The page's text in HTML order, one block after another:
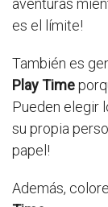
aventuras
es el límite!
También es
Play Time
Pueden elegir
su propia
papel!
Además,